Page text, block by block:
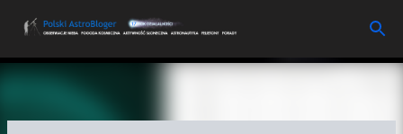
Przejdź do głównej zawartości